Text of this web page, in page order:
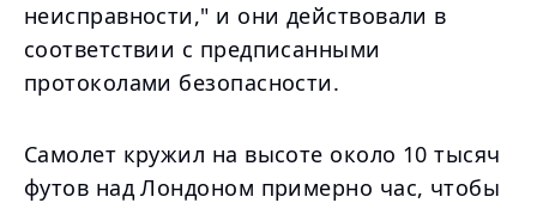
неисправности," и они действовали в
соответствии с предписанными
протоколами безопасности.
Самолет кружил на высоте около 10 тысяч
футов над Лондоном примерно час, чтобы